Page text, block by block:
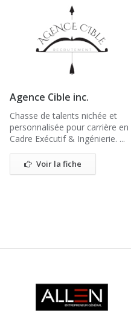
Agence Cible inc.
Chasse de talents nichée et
personnalisée pour carrière en
Cadre Exécutif & Ingénierie. ...
Voir la fiche